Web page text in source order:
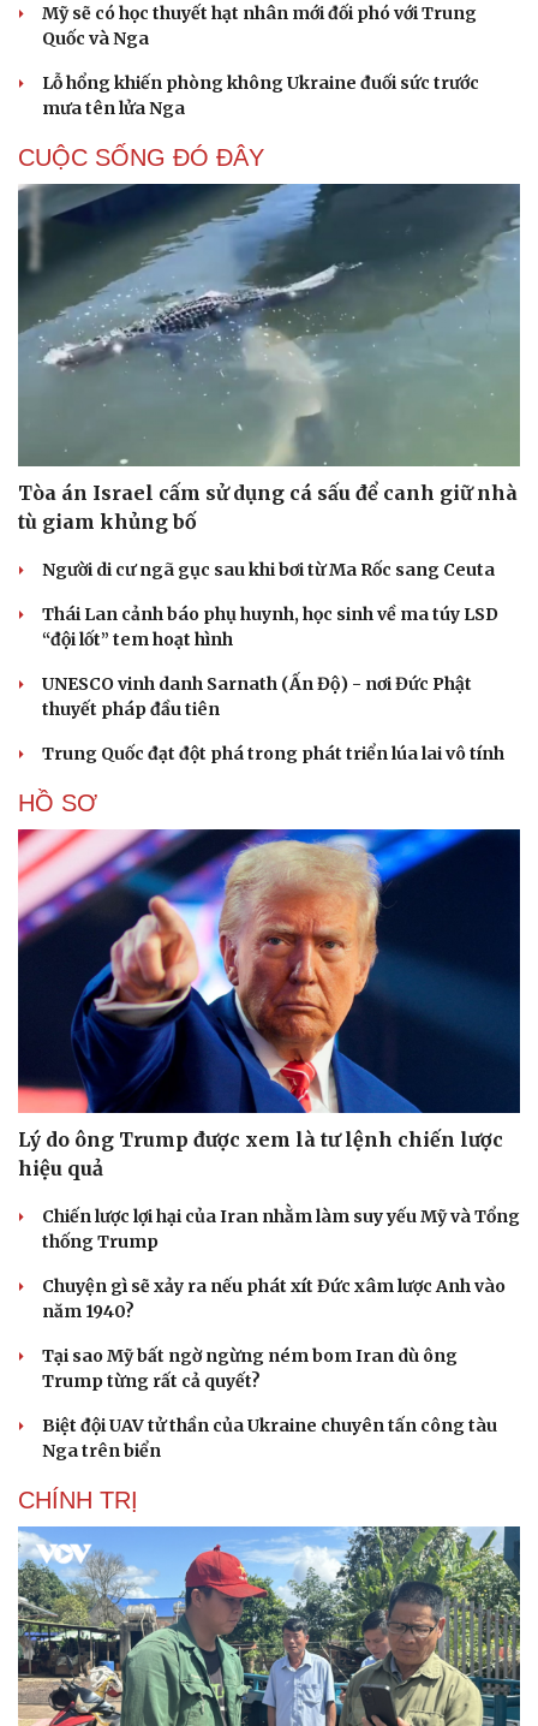
Cải chính
Mỹ sẽ có học thuyết hạt nhân mới đối phó với Trung
Quốc và Nga
Lỗ hổng khiến phòng không Ukraine đuối sức trước
mưa tên lửa Nga
CUỘC SỐNG ĐÓ ĐÂY
Tòa án Israel cấm sử dụng cá sấu để canh giữ nhà
tù giam khủng bố
Người di cư ngã gục sau khi bơi từ Ma Rốc sang Ceuta
Thái Lan cảnh báo phụ huynh, học sinh về ma túy LSD
“đội lốt” tem hoạt hình
UNESCO vinh danh Sarnath (Ấn Độ) - nơi Đức Phật
thuyết pháp đầu tiên
Trung Quốc đạt đột phá trong phát triển lúa lai vô tính
HỒ SƠ
Lý do ông Trump được xem là tư lệnh chiến lược
hiệu quả
Chiến lược lợi hại của Iran nhằm làm suy yếu Mỹ và Tổng
thống Trump
Chuyện gì sẽ xảy ra nếu phát xít Đức xâm lược Anh vào
năm 1940?
Tại sao Mỹ bất ngờ ngừng ném bom Iran dù ông
Trump từng rất cả quyết?
Biệt đội UAV tử thần của Ukraine chuyên tấn công tàu
Nga trên biển
CHÍNH TRỊ